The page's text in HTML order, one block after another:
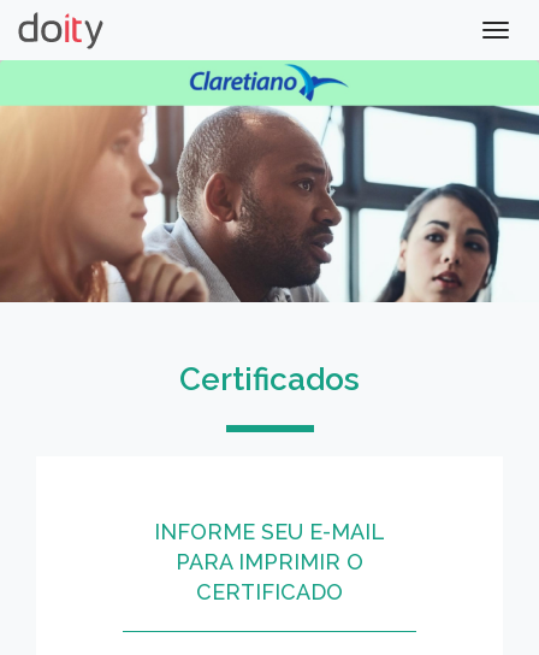
Certificados
INFORME SEU E-MAIL
PARA IMPRIMIR O
CERTIFICADO